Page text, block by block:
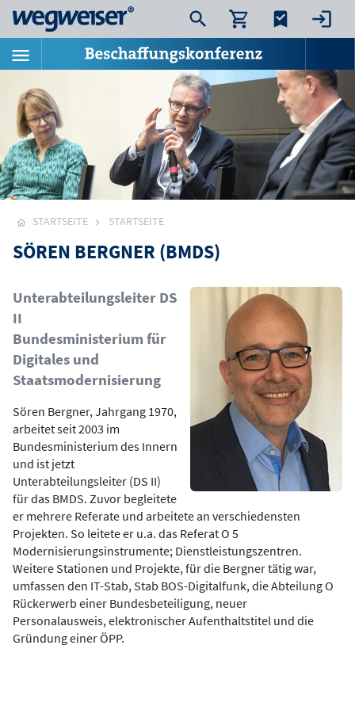
STARTSEITE STARTSEITE
SÖREN BERGNER (BMDS)
Bild
Unterabteilungsleiter DS
II
Bundesministerium für
Digitales und
Staatsmodernisierung
Sören Bergner, Jahrgang 1970,
arbeitet seit 2003 im
Bundesministerium des Innern
und ist jetzt
Unterabteilungsleiter (DS II)
für das BMDS. Zuvor begleitete
er mehrere Referate und arbeitete an verschiedensten
Projekten. So leitete er u.a. das Referat O 5
Modernisierungsinstrumente; Dienstleistungszentren.
Weitere Stationen und Projekte, für die Bergner tätig war,
umfassen den IT-Stab, Stab BOS-Digitalfunk, die Abteilung O
Rückerwerb einer Bundesbeteiligung, neuer
Personalausweis, elektronischer Aufenthaltstitel und die
Gründung einer ÖPP.